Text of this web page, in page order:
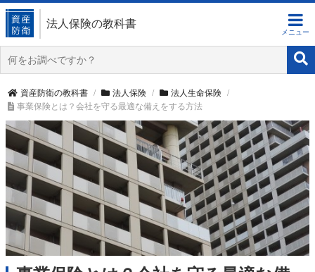
法人保険の教科書
資産防衛の教科書 法人保険
法人生命保険
事業保険とは？会社を守る最適な備えをする方法